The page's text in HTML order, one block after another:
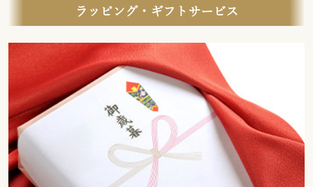
ラッピング・ギフトサービス